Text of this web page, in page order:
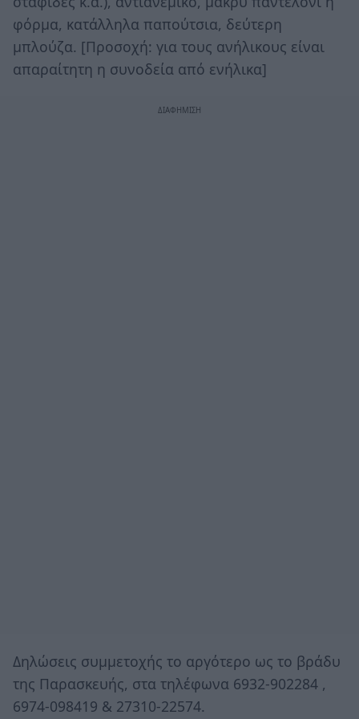
φόρμα, κατάλληλα παπούτσια, δεύτερη
μπλούζα. [Προσοχή: για τους ανήλικους είναι
απαραίτητη η συνοδεία από ενήλικα]
Δηλώσεις συμμετοχής το αργότερο ως το βράδυ
της Παρασκευής, στα τηλέφωνα 6932-902284 ,
6974-098419 & 27310-22574.